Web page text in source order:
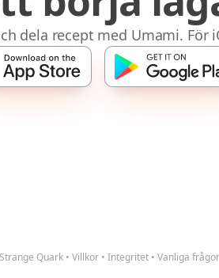
dela recept med Umami. För
Quark • Villkor • Integritet • Vanliga frågor